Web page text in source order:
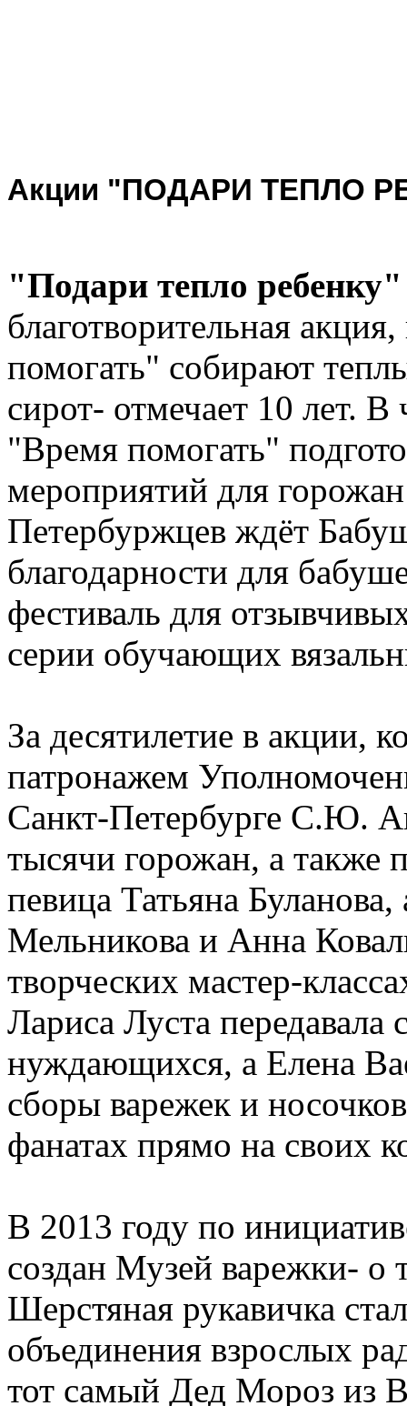
Акции "ПОДАРИ ТЕПЛО
"Подари тепло ребенку"
благотворительная
помогать" собирают
сирот- отмечает 10 лет. В
"Время помогать"
мероприятий для
Петербуржцев ждёт
благодарности для
фестиваль для
серии обучающих
За десятилетие в акции,
патронажем
Санкт-Петербурге С.Ю.
тысячи горожан, а также
певица Татьяна
Мельникова и Анна
творческих мастер-
Лариса Луста передавала
нуждающихся, а Елена
сборы варежек и
фанатах прямо на своих
В 2013 году по
создан Музей варежки- о
Шерстяная рукавичка
объединения взрослых
тот самый Дед Мороз из